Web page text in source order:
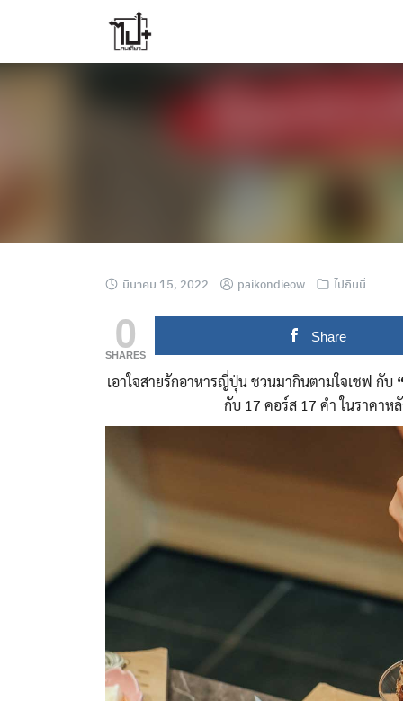
มีนาคม 15, 2022 paikondieow ไปกินนี่
0
SHARES
Share
เอาใจสายรักอาหารญี่ปุ่น ชวนมากินตามใจเชฟ กับ
กับ 17 คอร์ส 17 คำ ในราคาห